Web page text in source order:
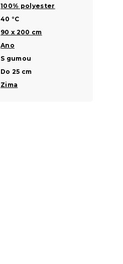
100% polyester
40 °C
90 x 200 cm
Ano
S gumou
Do 25 cm
Zima